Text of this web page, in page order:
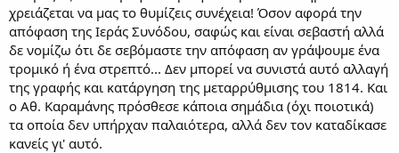
χρειάζεται να μας το θυμίζεις συνέχεια! Όσον αφορά την
απόφαση της Ιεράς Συνόδου, σαφώς και είναι σεβαστή αλλά
δε νομίζω ότι δε σεβόμαστε την απόφαση αν γράψουμε ένα
τρομικό ή ένα στρεπτό... Δεν μπορεί να συνιστά αυτό αλλαγή
της γραφής και κατάργηση της μεταρρύθμισης του 1814. Και
ο Αθ. Καραμάνης πρόσθεσε κάποια σημάδια (όχι ποιοτικά)
τα οποία δεν υπήρχαν παλαιότερα, αλλά δεν τον καταδίκασε
κανείς γι' αυτό.